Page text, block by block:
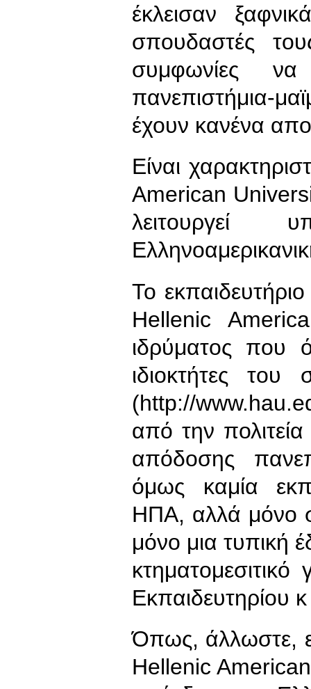
έκλεισαν
σπουδαστές
συμφωνίες
πανεπιστήμια-
έχουν κανένα
Είναι
American
Το
Hellenic
ιδρύματος που
ιδιοκτήτες του
(http://
από την
απόδοσης
όμως καμία
ΗΠΑ, αλλά μόνο
μόνο μια τυπική
Εκπαιδευτηρίου
Όπως, άλλωστε,
Hellenic